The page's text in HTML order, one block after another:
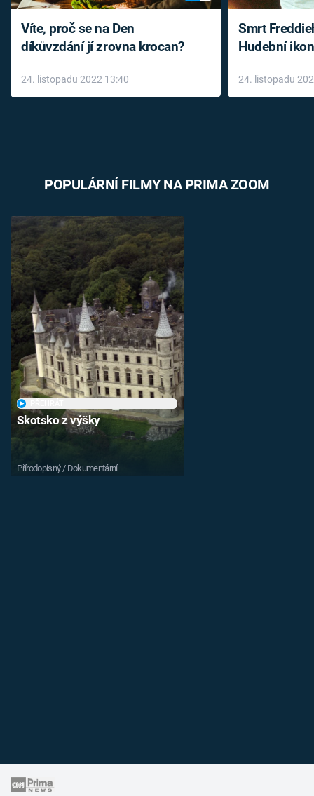
Víte, proč se na Den
díkůvzdání jí zrovna krocan?
24. listopadu 2022 13:40
Smrt
Hudební
léky
24. listopadu
POPULÁRNÍ FILMY NA PRIMA ZOOM
Skotsko z výšky
Přírodopisný / Dokumentární